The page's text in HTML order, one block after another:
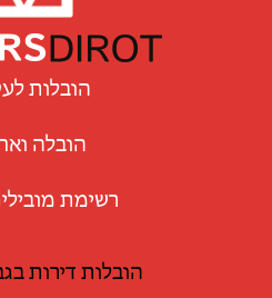
הובלות
הובלה
רשימת
הובלות דירות